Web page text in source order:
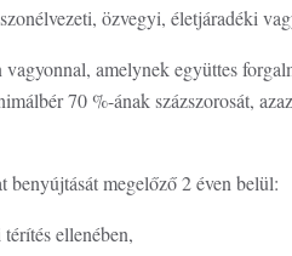
özvegyi, életjáradéki
amelynek együttes
70 %-ának százszorosát,
benyújtását megelőző 2 éven belül:
ellenében,